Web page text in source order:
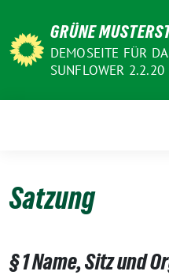
zum
Inhalt
GRÜNE
DEMOSEITE FÜR
SUNFLOWER 2.2.20
Satzung
§ 1 Name, Sitz und